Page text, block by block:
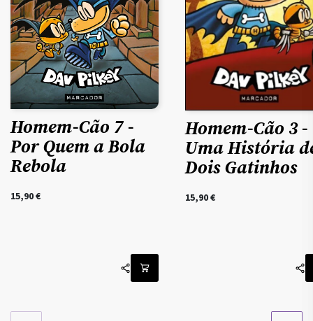
Homem-Cão 7 -
Por Quem a Bola
Rebola
15,90€
Homem-Cão 3 -
Uma História
Dois Gatinhos
15,90€